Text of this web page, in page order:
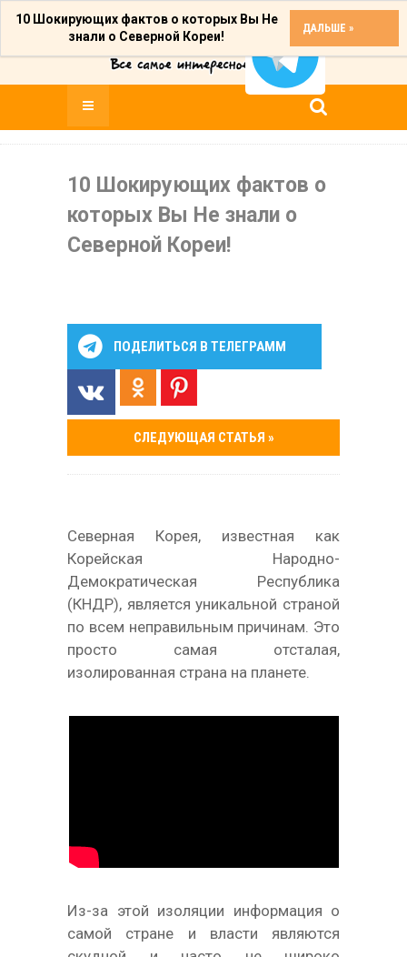
10 Шокирующих фактов о которых Вы Не
знали о Северной Кореи!
ДАЛЬШЕ »
10 Шокирующих фактов о
которых Вы Не знали о
Северной Кореи!
ПОДЕЛИТЬСЯ В ТЕЛЕГРАММ
СЛЕДУЮЩАЯ СТАТЬЯ »
Северная Корея, известная как
Корейская Народно-
Демократическая Республика
(КНДР), является уникальной страной
по всем неправильным причинам. Это
просто самая отсталая,
изолированная страна на планете.
Из-за этой изоляции информация о
самой стране и власти являются